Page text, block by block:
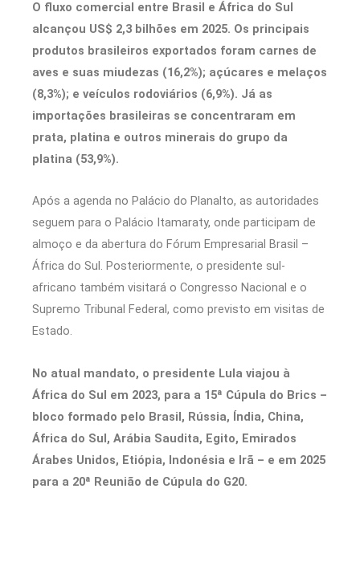
O fluxo comercial entre Brasil e África do Sul
alcançou US$ 2,3 bilhões em 2025. Os principais
produtos brasileiros exportados foram carnes de
aves e suas miudezas (16,2%); açúcares e melaços
(8,3%); e veículos rodoviários (6,9%). Já as
importações brasileiras se concentraram em
prata, platina e outros minerais do grupo da
platina (53,9%).
Após a agenda no Palácio do Planalto, as autoridades
seguem para o Palácio Itamaraty, onde participam de
almoço e da abertura do Fórum Empresarial Brasil –
África do Sul. Posteriormente, o presidente sul-
africano também visitará o Congresso Nacional e o
Supremo Tribunal Federal, como previsto em visitas de
Estado.
No atual mandato, o presidente Lula viajou à
África do Sul em 2023, para a 15ª Cúpula do Brics –
bloco formado pelo Brasil, Rússia, Índia, China,
África do Sul, Arábia Saudita, Egito, Emirados
Árabes Unidos, Etiópia, Indonésia e Irã – e em 2025
para a 20ª Reunião de Cúpula do G20.